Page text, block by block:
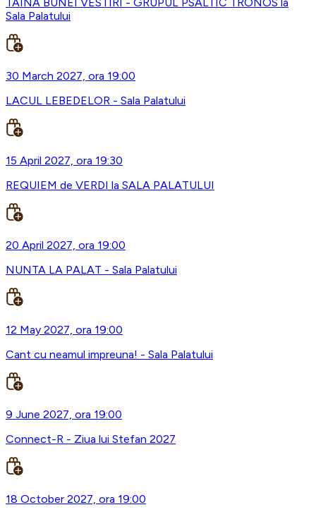
Sala Palatului
30 March 2027, ora 19:00
LACUL LEBEDELOR - Sala Palatului
15 April 2027, ora 19:30
REQUIEM de VERDI la SALA PALATULUI
20 April 2027, ora 19:00
NUNTA LA PALAT - Sala Palatului
12 May 2027, ora 19:00
Cant cu neamul impreuna! - Sala Palatului
9 June 2027, ora 19:00
Connect-R - Ziua lui Stefan 2027
18 October 2027, ora 19:00